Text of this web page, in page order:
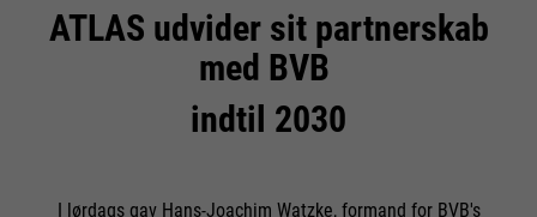
ATLAS udvider sit partnerskab
med BVB
indtil 2030
I lørdags gav Hans-Joachim Watzke, formand for BVB's